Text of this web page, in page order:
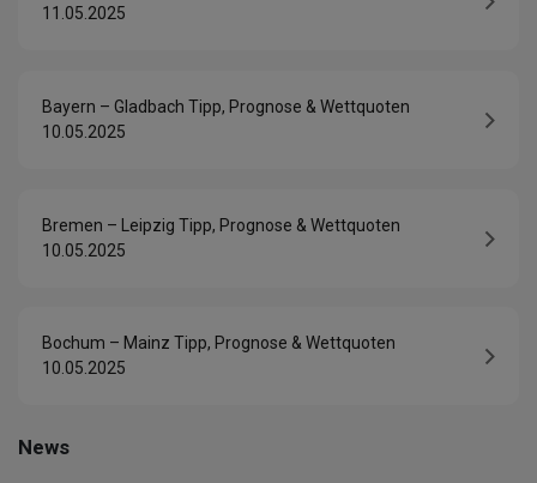
11.05.2025
Bayern – Gladbach Tipp, Prognose & Wettquoten
10.05.2025
Bremen – Leipzig Tipp, Prognose & Wettquoten
10.05.2025
Bochum – Mainz Tipp, Prognose & Wettquoten
10.05.2025
News